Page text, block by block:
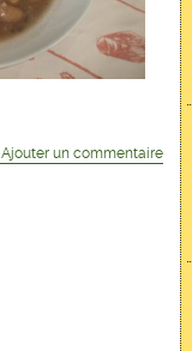
Ajouter un commentaire